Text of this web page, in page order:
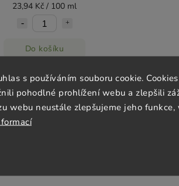
s používáním souboru cookie.
pohodlné prohlížení webu a zlepšili
webu neustále zlepšujeme jeho funkce,
23,94 Kč / 100 ml
Do košíku